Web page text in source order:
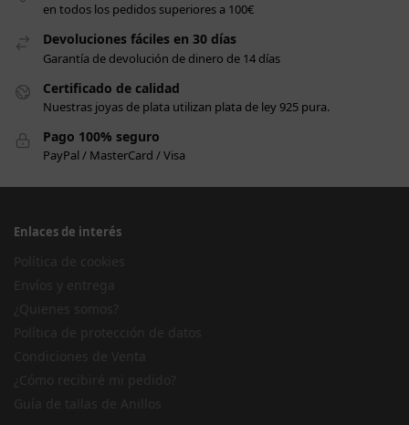
en todos los pedidos superiores a 100€
Devoluciones fáciles en 30 días
Garantía de devolución de dinero de 14 días
Certificado de calidad
Nuestras joyas de plata utilizan plata de ley 925 pura.
Pago 100% seguro
PayPal / MasterCard / Visa
Enlaces de interés